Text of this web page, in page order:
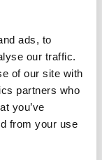
ads, to
our traffic.
of our site with
partners who
you’ve
from your use
Cina, Nepal,